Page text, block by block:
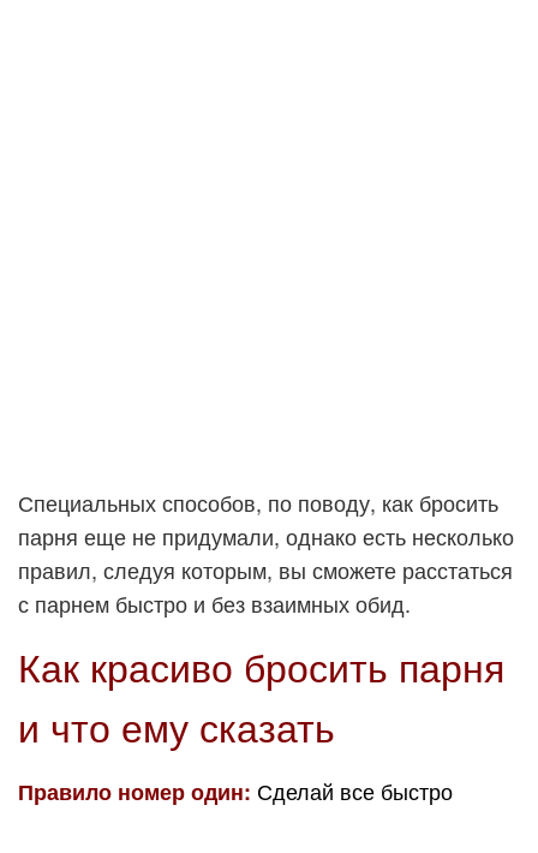
Специальных способов, по поводу, как бросить
парня еще не придумали, однако есть несколько
правил, следуя которым, вы сможете расстаться
с парнем быстро и без взаимных обид.
Как красиво бросить парня
и что ему сказать
Правило номер один: Сделай все быстро